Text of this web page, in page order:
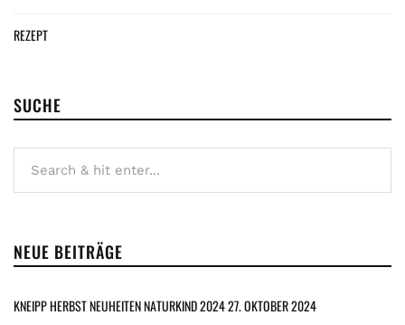
REZEPT
SUCHE
NEUE BEITRÄGE
KNEIPP HERBST NEUHEITEN NATURKIND 202427. OKTOBER 2024